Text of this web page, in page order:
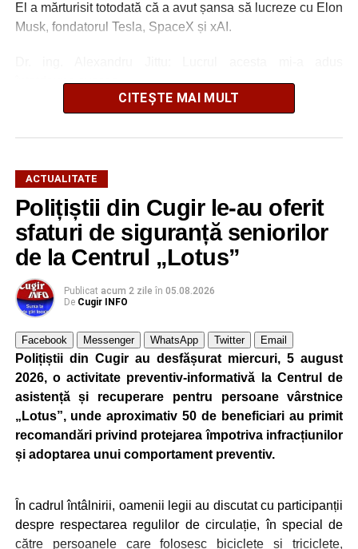
El a mărturisit totodată că a avut șansa să lucreze cu Elon
Musk, fondatorul Tesla, SpaceX și xAI.
întotdeuna succes
„Nu am lucrat niciodată pentru guverne. În România am
lucrat la Uzina Mecanică Cugir care era întreprindere de
și aici bugetele sunt ale firmelor. Foarte mulți dintre
foarte mult pentru că eu nu am început niciodată un
proiect, o comandă, din ziua în care mi s-a dat, ci am
început planificarea livrării din ziua în care trebuia să
încep producția. Lucrul acesta mi-a dat întotdeuna succes.
Dacă nu te implici 150% într-un proiect, ai mare șanse să
ratezi”.
Elon Musk mi-a strâns mâna de trei ori
„Am avut șansă să lucrez pentru Elon Musk. Mi-a strâns
mâna de trei ori. Am fost director de proiect la prima lui
fabrică de autoturisme din Fremont. Nu comentez prea
multe la adresa domniei sale fiindcă a intrat în politcă (
echipa președintelui Donald Trump) și a făcut o mare
O parte dintre realizările dr. ing. Alexandru Jittu
CITEȘTE MAI MULT
ACTUALITATE
Polițiștii din Cugir le-au oferit
sfaturi de siguranță seniorilor
de la Centrul „Lotus”
Publicat acum 2 zile în 05.08.2026
De Cugir INFO
Facebook Messenger WhatsApp Twitter Email
Polițiștii din Cugir au desfășurat miercuri, 5 august
2026, o activitate preventiv-informativă la Centrul de
asistență și recuperare pentru persoane vârstnice
„Lotus”, unde aproximativ 50 de beneficiari au primit
recomandări privind protejarea împotriva infracțiunilor
și adoptarea unui comportament preventiv.
În cadrul întâlnirii, oamenii legii au discutat cu participanții
despre respectarea regulilor de circulație, în special de
către persoanele care folosesc biciclete și triciclete,